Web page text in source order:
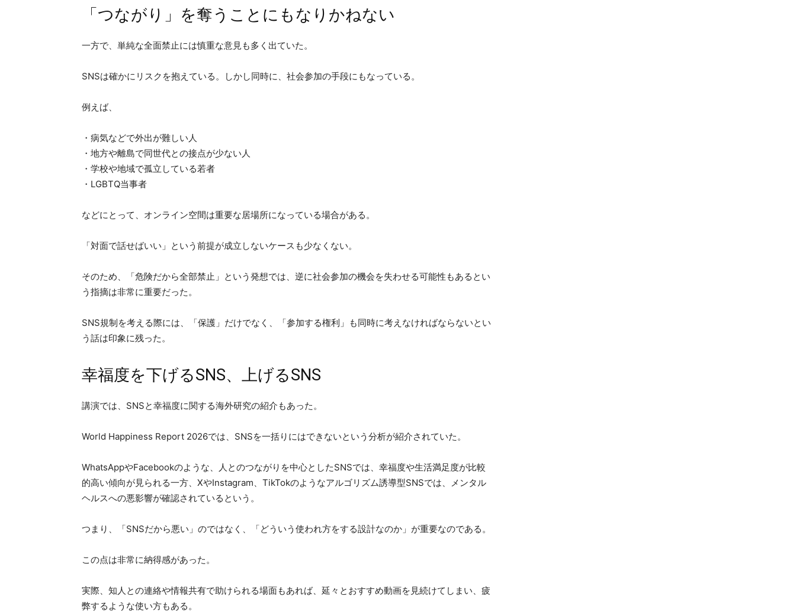
「つながり」を奪うことにもなりかねない
一方で、単純な全面禁止には慎重な意見も多く出ていた。
SNSは確かにリスクを抱えている。しかし同時に、社会参加の手段にもなっている。
例えば、
・病気などで外出が難しい人
・地方や離島で同世代との接点が少ない人
・学校や地域で孤立している若者
・LGBTQ当事者
などにとって、オンライン空間は重要な居場所になっている場合がある。
「対面で話せばいい」という前提が成立しないケースも少なくない。
そのため、「危険だから全部禁止」という発想では、逆に社会参加の機会を失わせる可能性もあるとい
う指摘は非常に重要だった。
SNS規制を考える際には、「保護」だけでなく、「参加する権利」も同時に考えなければならないとい
う話は印象に残った。
幸福度を下げるSNS、上げるSNS
講演では、SNSと幸福度に関する海外研究の紹介もあった。
World Happiness Report 2026では、SNSを一括りにはできないという分析が紹介されていた。
WhatsAppやFacebookのような、人とのつながりを中心としたSNSでは、幸福度や生活満足度が比較
的高い傾向が見られる一方、XやInstagram、TikTokのようなアルゴリズム誘導型SNSでは、メンタル
ヘルスへの悪影響が確認されているという。
つまり、「SNSだから悪い」のではなく、「どういう使われ方をする設計なのか」が重要なのである。
この点は非常に納得感があった。
実際、知人との連絡や情報共有で助けられる場面もあれば、延々とおすすめ動画を見続けてしまい、疲
弊するような使い方もある。